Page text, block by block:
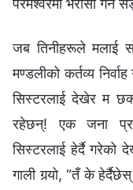
जब तिनीहरूले मलाई
मण्डलीको कर्तव्य
सिस्टरलाई देखेर म
रहेछन्! एक जना
सिस्टरलाई हेर्दै गरेको
गाली गर्‍यो, “तँ के